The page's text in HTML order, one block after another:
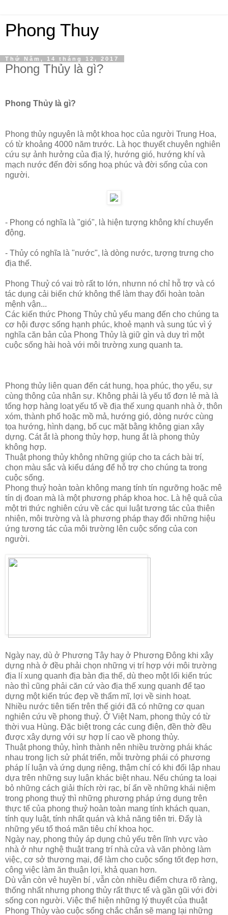
Phong Thuy
Thứ Năm, 14 tháng 12, 2017
Phong Thủy là gì?
Phong Thủy là gì?
Phong thủy nguyên là một khoa học của người Trung Hoa,
có từ khoảng 4000 năm trước. Là học thuyết chuyên nghiên
cứu sự ảnh hưởng của địa lý, hướng gió, hướng khí và
mạch nước đến đời sống hoạ phúc và đời sống của con
người.
- Phong có nghĩa là "gió", là hiện tượng không khí chuyển
động.
- Thủy có nghĩa là "nước", là dòng nước, tượng trưng cho
địa thế.
Phong Thuỷ có vai trò rất to lớn, nhưnn nó chỉ hỗ trợ và có
tác dụng cải biến chứ không thể làm thay đổi hoàn toàn
mệnh vận...
Các kiến thức Phong Thủy chủ yếu mang đến cho chúng ta
cơ hội được sống hạnh phúc, khoẻ mạnh và sung túc vì ý
nghĩa căn bản của Phong Thủy là giữ gìn và duy trì một
cuộc sống hài hoà với môi trường xung quanh ta.
Phong thủy liên quan đến cát hung, họa phúc, thọ yểu, sự
cùng thông của nhân sự. Không phải là yếu tố đơn lẻ mà là
tổng hợp hàng loạt yếu tố về địa thế xung quanh nhà ở, thôn
xóm, thành phố hoặc mồ mả, hướng gió, dòng nước cùng
tọa hướng, hình dạng, bố cục mặt bằng không gian xây
dựng. Cát ắt là phong thủy hợp, hung ắt là phong thủy
không hợp.
Thuật phong thủy không những giúp cho ta cách bài trí,
chọn màu sắc và kiểu dáng để hỗ trợ cho chúng ta trong
cuộc sống.
Phong thuỷ hoàn toàn không mang tính tín ngưỡng hoặc mê
tín dị đoan mà là một phương pháp khoa hoc. Là hệ quả của
một tri thức nghiên cứu về các qui luật tương tác của thiên
nhiên, môi trường và là phương pháp thay đổi những hiệu
ứng tương tác của môi trường lên cuộc sống của con
người.
Ngày nay, dù ở Phương Tây hay ở Phương Đông khi xây
dựng nhà ở đều phải chọn những vị trí hợp với môi trường
địa lí xung quanh địa bàn địa thế, dù theo một lối kiến trúc
nào thì cũng phải căn cứ vào địa thế xung quanh để tạo
dựng một kiến trúc đẹp về thẩm mĩ, lợi về sinh hoạt.
Nhiều nước tiên tiến trên thế giới đã có những cơ quan
nghiên cứu về phong thuỷ. Ở Việt Nam, phong thủy có từ
thời vua Hùng. Đặc biệt trong các cung điện, đền thờ đều
được xây dựng với sự hợp lí cao về phong thủy.
Thuật phong thủy, hình thành nên nhiều trường phái khác
nhau trong lịch sử phát triển, mỗi trường phái có phương
pháp lí luận và ứng dụng riêng, thậm chí có khi đối lập nhau
dựa trên những suy luận khác biệt nhau. Nếu chúng ta loại
bỏ những cách giải thích rời rạc, bí ẩn về những khái niệm
trong phong thuỷ thì những phương pháp ứng dụng trên
thực tế của phong thuỷ hoàn toàn mang tính khách quan,
tính quy luật, tính nhất quán và khả năng tiên tri. Đấy là
những yếu tố thoá mãn tiêu chí khoa học.
Ngày nay, phong thủy áp dụng chủ yếu trên lĩnh vực vào
nhà ở như nghệ thuật trang trí nhà cửa và văn phòng làm
việc, cơ sở thương mại, để làm cho cuộc sống tốt đẹp hơn,
công việc làm ăn thuận lợi, khả quan hơn.
Dù vẫn còn vẻ huyền bí , vẫn còn nhiều điểm chưa rõ ràng,
thống nhất nhưng phong thủy rất thực tế và gần gũi với đời
sống con người. Việc thể hiện những lý thuyết của thuật
Phong Thủy vào cuộc sống chắc chắn sẽ mang lại những